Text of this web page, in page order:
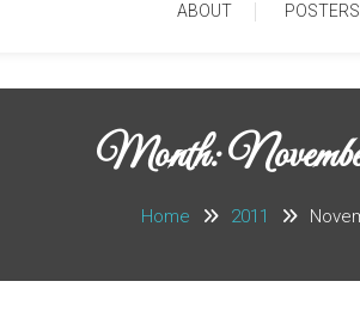
ABOUT POSTERS
Month:
Home 2011